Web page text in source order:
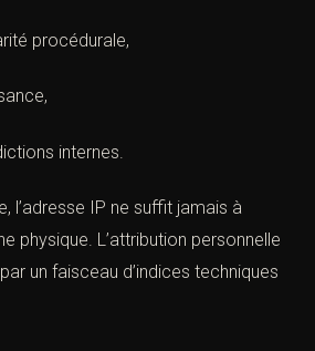
procédurale,
internes.
l’adresse IP ne suffit jamais à
physique. L’attribution personnelle
un faisceau d’indices techniques